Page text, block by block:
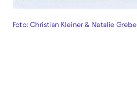
Foto: Christian Kleiner & Natalie Grebe